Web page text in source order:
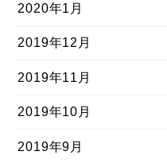
2020年1月
2019年12月
2019年11月
2019年10月
2019年9月